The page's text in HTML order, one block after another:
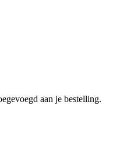
aan je bestelling.